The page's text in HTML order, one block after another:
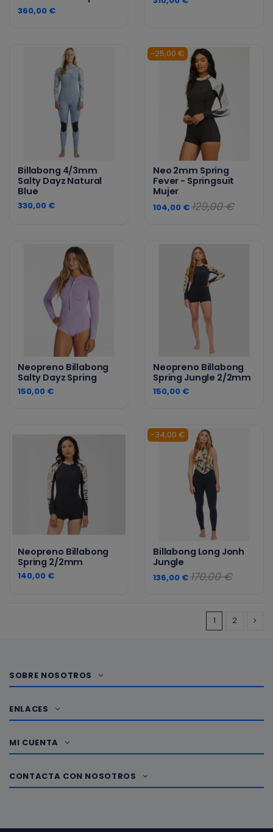
360,00 €
Billabong 4/3mm
Salty Dayz Natural
Blue
330,00 €
-25,00 €
Neo 2mm Spring
Fever - Springsuit
Mujer
104,00 €129,00 €
Neopreno Billabong
Salty Dayz Spring
150,00 €
Neopreno Billabong
Spring Jungle 2/2mm
150,00 €
Neopreno Billabong
Spring 2/2mm
140,00 €
-34,00 €
Billabong Long Jonh
Jungle
136,00 €170,00 €
1 2
SOBRE NOSOTROS
ENLACES
MI CUENTA
CONTACTA CON NOSOTROS